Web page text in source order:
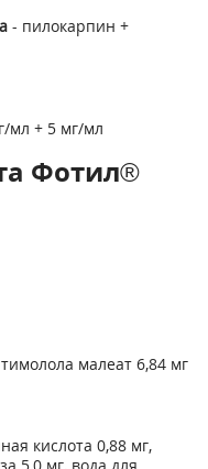
- пилокарпин +
мл + 5 мг/мл
Фотил®
малеат 6,84 мг
кислота 0,88 мг,